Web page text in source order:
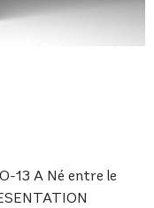
13 A Né entre le